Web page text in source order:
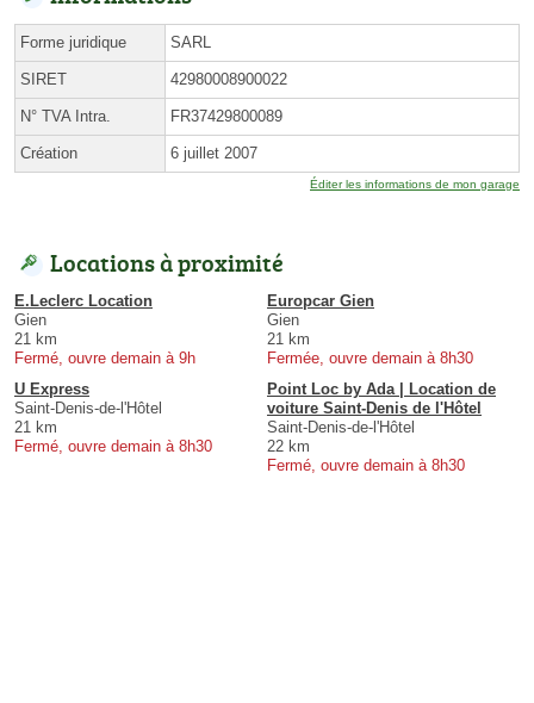
Forme juridique SARL
SIRET 42980008900022
N° TVA Intra. FR37429800089
Création 6 juillet 2007
Éditer les informations de mon garage
Locations à proximité
E.Leclerc Location
Gien
21 km
Fermé, ouvre demain à 9h
Europcar Gien
Gien
21 km
Fermée, ouvre demain à 8h30
U Express
Saint-Denis-de-l'Hôtel
21 km
Fermé, ouvre demain à 8h30
Point Loc by Ada | Location de
voiture Saint-Denis de l'Hôtel
Saint-Denis-de-l'Hôtel
22 km
Fermé, ouvre demain à 8h30